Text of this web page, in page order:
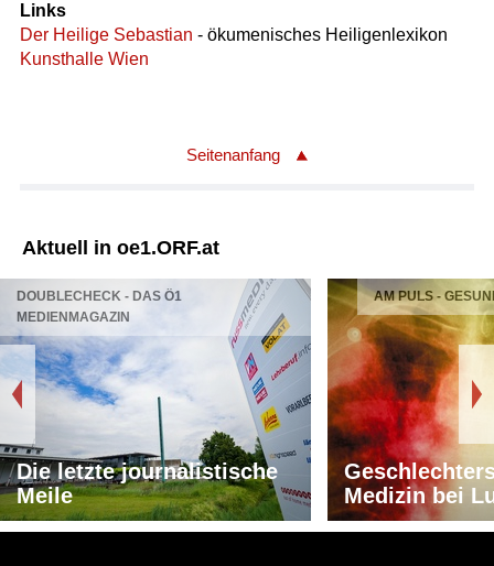
Links
Der Heilige Sebastian - ökumenisches Heiligenlexikon
Kunsthalle Wien
Seitenanfang
Aktuell in oe1.ORF.at
DOUBLECHECK - DAS Ö1
MEDIENMAGAZIN
Die letzte journalistische
Meile
AM PULS -
Medizin bei